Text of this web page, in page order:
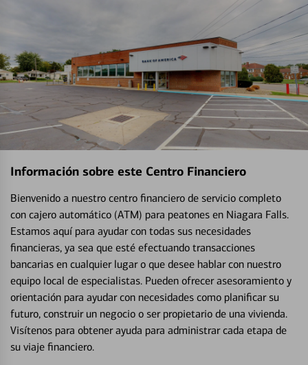
Información sobre este Centro Financiero
Bienvenido a nuestro centro financiero de servicio completo
con cajero automático (ATM) para peatones en Niagara Falls.
Estamos aquí para ayudar con todas sus necesidades
financieras, ya sea que esté efectuando transacciones
bancarias en cualquier lugar o que desee hablar con nuestro
equipo local de especialistas. Pueden ofrecer asesoramiento y
orientación para ayudar con necesidades como planificar su
futuro, construir un negocio o ser propietario de una vivienda.
Visítenos para obtener ayuda para administrar cada etapa de
su viaje financiero.